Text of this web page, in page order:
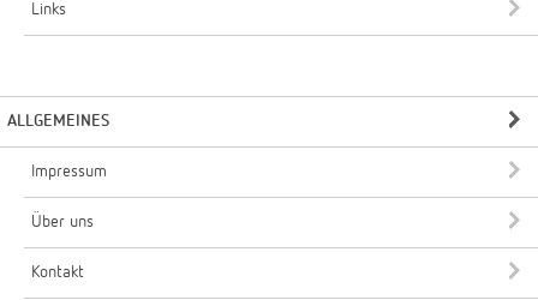
Links
ALLGEMEINES
Impressum
Über uns
Kontakt